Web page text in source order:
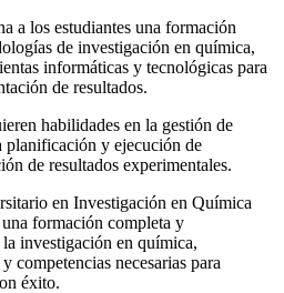
a los estudiantes una formación
de investigación en química,
informáticas y tecnológicas para
de resultados.
habilidades en la gestión de
planificación y ejecución de
de resultados experimentales.
en Investigación en Química
formación completa y
investigación en química,
competencias necesarias para
éxito.